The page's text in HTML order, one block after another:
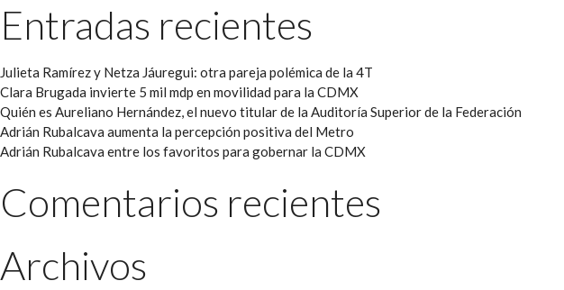
Entradas recientes
Julieta Ramírez y Netza Jáuregui: otra pareja polémica de la 4T
Clara Brugada invierte 5 mil mdp en movilidad para la CDMX
Quién es Aureliano Hernández, el nuevo titular de la Auditoría Superior de la Federación
Adrián Rubalcava aumenta la percepción positiva del Metro
Adrián Rubalcava entre los favoritos para gobernar la CDMX
Comentarios recientes
Archivos